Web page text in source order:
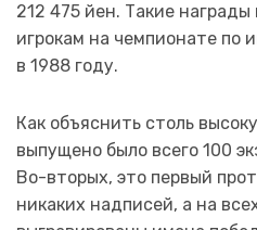
212 475 йен. Такие
игрокам на чемпионате по
в 1988 году.
Как объяснить столь
выпущено было всего 100
Во-вторых, это первый
никаких надписей, а на